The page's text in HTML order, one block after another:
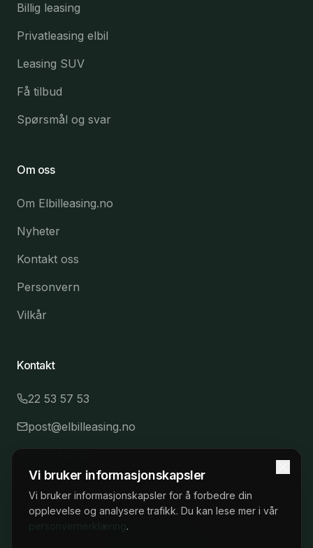
Vi bruker informasjonskapsler
Vi bruker informasjonskapsler for å forbedre din
opplevelse og analysere trafikk. Du kan lese mer i vår
personvernerklæring.
Billig leasing
Privatleasing elbil
Leasing SUV
Få tilbud
Spørsmål og svar
Om oss
Om Elbilleasing.no
Nyheter
Kontakt oss
Personvern
Vilkår
Kontakt
22 53 57 53
post@elbilleasing.no